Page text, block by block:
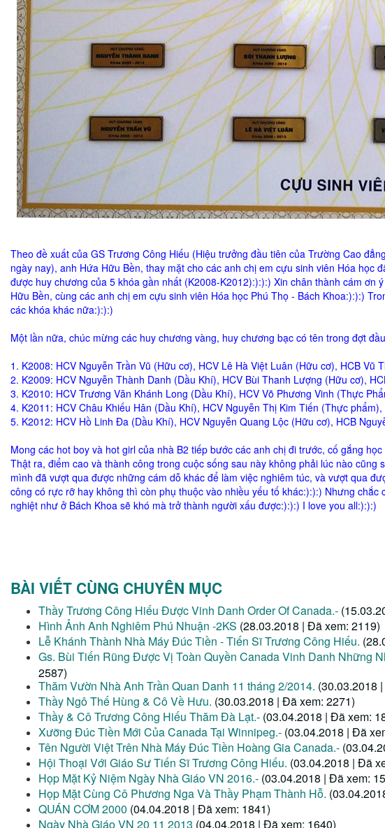
Theo đề xuất của GS Trương Công Hiếu (Hiệu trưởng đầu tiên của Trường Cao
ngày nay), anh Hứa Hữu Bền, thay mặt cho các anh chị em cựu sinh viên Hóa học
được huy chương của 5 khóa gần nhất (K2008-K2012):):):) Xin chân thành cám
Hữu Bền, cùng các anh chị em cựu sinh viên Hóa học Phú Thọ - Bách Khoa:):):)
các khóa khác nữa:):):)
Một lần nữa, chúc mừng các huy chương vàng, huy chương bạc có tên trong đợt
1. K2008: HCV Nguyễn Trần Vũ (Hữu cơ), HCV Lê Hà Việt Luân (Hữu cơ), HCB
2. K2009: HCV Nguyễn Thành Danh (Dầu Khí), HCV Bùi Thanh Lượng (Hữu cơ),
3. K2010: HCV Trương Văn Khánh Long (Dầu Khí), HCV Võ Phương Vinh (Thực
4. K2011: HCV Châu Khiếu Hân (Dầu Khí), HCV Nguyễn Thị Kim Tiến (Thực
5. K2012: HCV Hồ Linh Đa (Dầu Khí), HCV Nguyễn Quang Lộc (Hữu cơ), HCB
Mong các hot boy và hot girl của nhà B2 tiếp bước các anh chị đi trước, cố gắng
Thật ra, điểm cao và thành công trong cuộc sống sau này không phải lúc nào
mình đã vượt qua được những cám dỗ khác để làm việc nghiêm túc, và vượt qua
công có rực rỡ hay không thì còn phụ thuộc vào nhiều yếu tố khác:):):) Nhưng
nghiệt như ở Bách Khoa sẽ khó mà trở thành người xấu được:):):) I love you all:):):)
BÀI VIẾT CÙNG CHUYÊN MỤC
Thầy Trương Công Hiếu Được Vinh Danh Order Of Canada.-
Hình Ảnh Anh Nghiêm Phú Nhuận -2KS (28.03.2018 | Đã xem: 2119)
Lễ Khánh Thành Nhà Máy Đúc Tiền - Tiến Sĩ Trương Công Hiếu.
Gs. Bùi Tiến Rũng Được Vị Toàn Quyền Canada Vinh Danh Những
2587)
Thăm Vườn Nhà Anh Trần Quan Danh 11 tháng 2/2014. (30.03.2018
Thầy Ngô Thế Hùng & Cô Về Hưu. (30.03.2018 | Đã xem: 2271)
Thầy & Cô Trương Công Hiếu Thăm Đà Lạt.- (03.04.2018 | Đã xem:
Xưỡng Đúc Tiền Mới Của Canada Tại Winnipeg.- (03.04.2018 | Đã
Tên Người Việt Trên Nhà Máy Đúc Tiền Hoàng Gia Canada.-
Hội Thoại Với Giáo Sư Tiến Sĩ Trương Công Hiếu. (03.04.2018 | Đã
Họp Mặt Kỷ Niệm Ngày Nhà Giáo VN 2016.- (03.04.2018 | Đã xem:
Họp Mặt Cùng Cô Phương Nga Và Thầy Phạm Thành Hỗ.
QUÁN CƠM 2000 (04.04.2018 | Đã xem: 1841)
Ngày Nhà Giáo VN 20 11 2013 (04.04.2018 | Đã xem: 1640)